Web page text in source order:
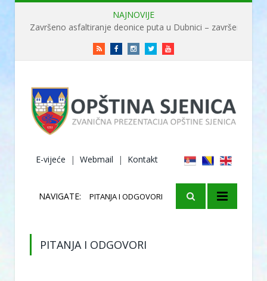
NAJNOVIJE
RSS FacebookInstagramTwitterYoutube
E-vijeće | Webmail | Kontakt
NAVIGATE: PITANJA I ODGOVORI
PITANJA I ODGOVORI